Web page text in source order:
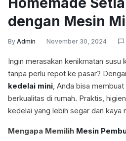
dengan Mesin
By Admin November 30, 2024
Ingin merasakan kenikmatan susu
tanpa perlu repot ke pasar?
kedelai mini, Anda bisa
berkualitas di rumah. Praktis,
kedelai yang lebih segar dan kaya
Mengapa Memilih Mesin